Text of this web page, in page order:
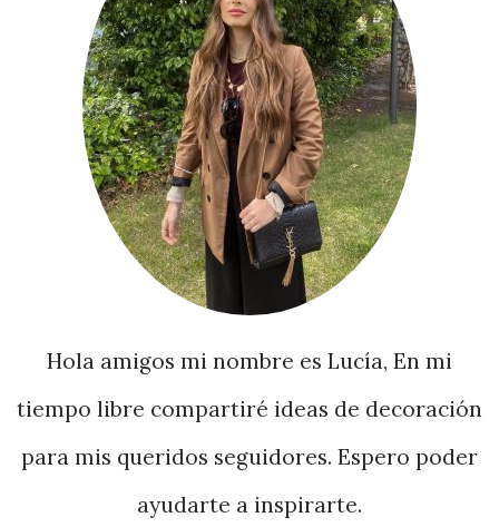
Hola amigos mi nombre es Lucía, En mi
tiempo libre compartiré ideas de decoración
para mis queridos seguidores. Espero poder
ayudarte a inspirarte.